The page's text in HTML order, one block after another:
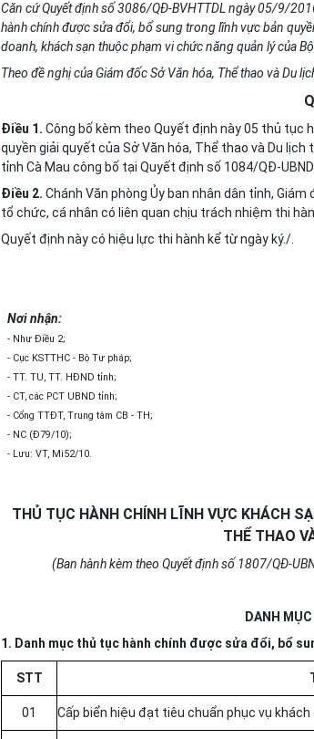
Căn cứ Quyết định số 3086/QĐ-BVHTTDL ngày 05/9/
hành chính được sửa đổi, bổ sung trong lĩnh vực bản
doanh, khách sạn thuộc phạm vi chức năng quản lý của
Theo đề nghị của Giám đốc Sở Văn hóa, Thể thao và Du
Điều 1. Công bố kèm theo Quyết định này 05 thủ tục
quyền giải quyết của Sở Văn hóa, Thể thao và Du lịch
tỉnh Cà Mau công bố tại Quyết định số 1084/QĐ-UBND
Điều 2. Chánh Văn phòng Ủy ban nhân dân tỉnh, Giám
tổ chức, cá nhân có liên quan chịu trách nhiệm thi
Quyết định này có hiệu lực thi hành kể từ ngày ký./.
Nơi nhận:
- Như Điều 2;
- Cục KSTTHC - Bộ Tư pháp;
- TT. TU, TT. HĐND tỉnh;
- CT, các PCT UBND tỉnh;
- Cổng TTĐT, Trung tâm CB - TH;
- NC (Đ79/10);
- Lưu: VT, Mi52/10.
THỦ TỤC HÀNH CHÍNH LĨNH VỰC KHÁCH
THỂ THAO
(Ban hành kèm theo Quyết định số 1807/QĐ-
DANH
1. Danh mục thủ tục hành chính được sửa đổi, bổ
STT
01 Cấp biển hiệu đạt tiêu chuẩn phục vụ